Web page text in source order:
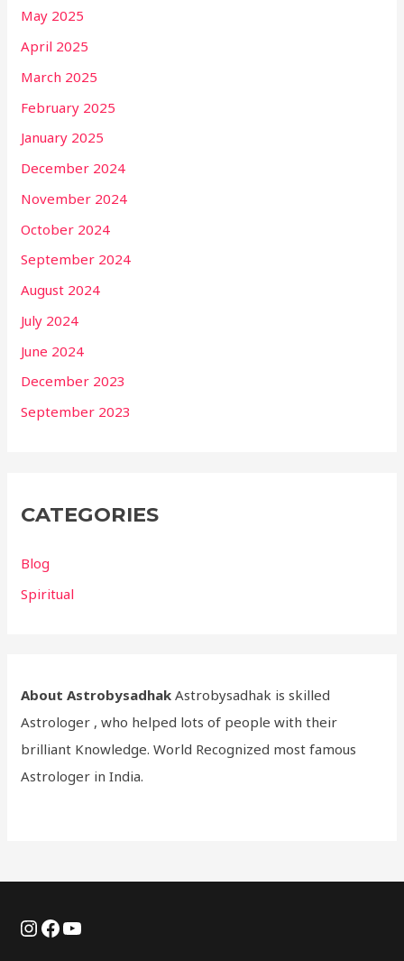
May 2025
April 2025
March 2025
February 2025
January 2025
December 2024
November 2024
October 2024
September 2024
August 2024
July 2024
June 2024
December 2023
September 2023
CATEGORIES
Blog
Spiritual
About Astrobysadhak Astrobysadhak is skilled
Astrologer , who helped lots of people with their
brilliant Knowledge. World Recognized most famous
Astrologer in India.